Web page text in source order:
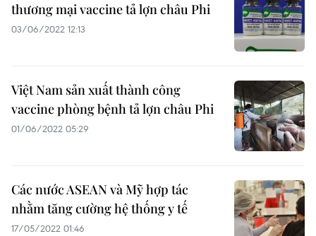
thương mại vaccine tả lợn châu Phi
03/06/2022 12:13
Việt Nam sản xuất thành công
vaccine phòng bệnh tả lợn châu Phi
01/06/2022 05:29
Các nước ASEAN và Mỹ hợp tác
nhằm tăng cường hệ thống y tế
17/05/2022 01:46